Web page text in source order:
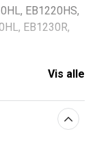
EB1220HS,
EB1230R,
Vis alle